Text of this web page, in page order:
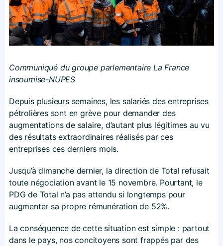
Communiqué du groupe parlementaire La France
insoumise-NUPES
Depuis plusieurs semaines, les salariés des entreprises
pétrolières sont en grève pour demander des
augmentations de salaire, d’autant plus légitimes au vu
des résultats extraordinaires réalisés par ces
entreprises ces derniers mois.
Jusqu’à dimanche dernier, la direction de Total refusait
toute négociation avant le 15 novembre. Pourtant, le
PDG de Total n’a pas attendu si longtemps pour
augmenter sa propre rémunération de 52%.
La conséquence de cette situation est simple : partout
dans le pays, nos concitoyens sont frappés par des